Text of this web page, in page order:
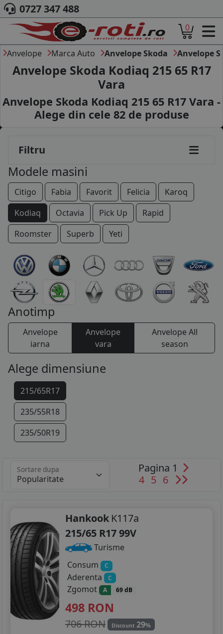
ACASA
DESPRE NOI
ANVELOPE
AUTO
CAMION
MOTO
AGROINDUSTRIALE
CAUTARE DUPA
BLOG
B2B - COLABORARE COMPANII
CONT
CONTACT
COS (0 PRODUSE
0727 347 488
0
Anvelope Marca Auto Anvelope Skoda Anvelope
Anvelope Skoda Kodiaq 215 65 R17
Vara
Anvelope Skoda Kodiaq 215 65 R17 Vara -
Alege din cele 82de produse
Filtru
Modele masini
Citigo Fabia Favorit Felicia
Karoq
Kodiaq
Octavia Pick Up
Rapid
Roomster
Superb Yeti
Anotimp
Anvelope
iarna
Anvelope
vara
Anvelope All
season
Alege dimensiune
215/65R17
235/55R18
235/50R19
Sortare dupa
Pagina 1
4 5 6
Hankook K117a
215/65 R17 99V
Turisme
Consum
C
Aderenta C
Zgomot A 69 dB
498 RON
706 RON Discount 29%